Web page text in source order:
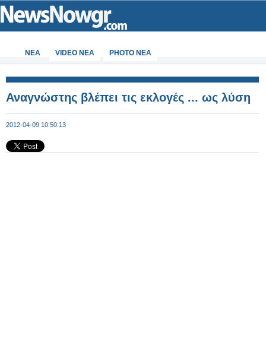
ΝΕΑ VIDEO NEA PHOTO NEA
Αναγνώστης βλέπει τις εκλογές ... ως λύση
2012-04-09 10:50:13